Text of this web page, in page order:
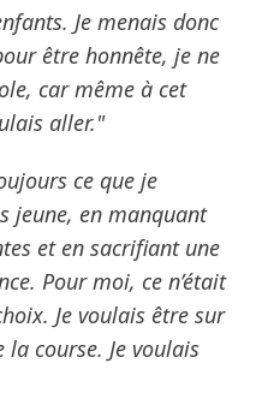
Je menais donc
être honnête, je ne
car même à cet
aller."
ce que je
jeune, en manquant
et en sacrifiant une
Pour moi, ce n’était
Je voulais être sur
course. Je voulais